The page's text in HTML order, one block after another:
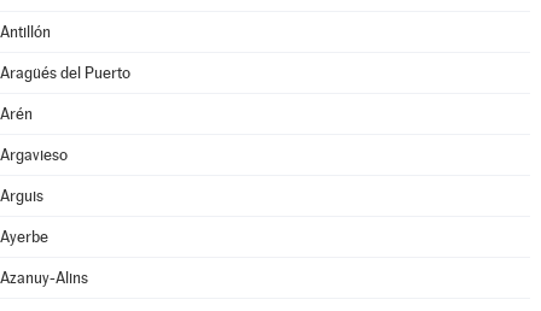
Antillón
Aragüés del Puerto
Arén
Argavieso
Arguis
Ayerbe
Azanuy-Alins